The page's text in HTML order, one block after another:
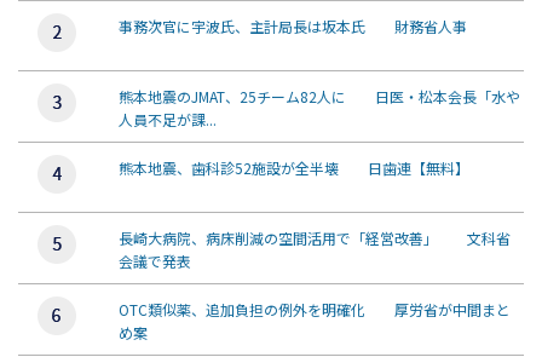
事務次官に宇波氏、主計局長は坂本氏 財務省人事
熊本地震のJMAT、25チーム82人に 日医・松本会長「水や
人員不足が課...
熊本地震、歯科診52施設が全半壊 日歯連【無料】
長崎大病院、病床削減の空間活用で「経営改善」 文科省
会議で発表
OTC類似薬、追加負担の例外を明確化 厚労省が中間まと
め案